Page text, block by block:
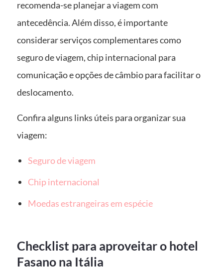
recomenda-se planejar a viagem com
antecedência. Além disso, é importante
considerar serviços complementares como
seguro de viagem, chip internacional para
comunicação e opções de câmbio para facilitar o
deslocamento.
Confira alguns links úteis para organizar sua
viagem:
Seguro de viagem
Chip internacional
Moedas estrangeiras em espécie
Checklist para aproveitar o hotel
Fasano na Itália